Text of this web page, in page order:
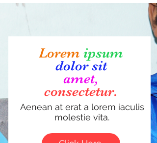
Lorem ipsum
dolor sit
amet,
consectetur.
Aenean at erat a lorem iaculis
molestie vita.